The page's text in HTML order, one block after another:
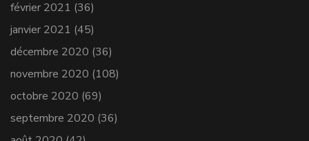
février 2021 (36)
janvier 2021 (45)
décembre 2020 (36)
novembre 2020 (108)
octobre 2020 (69)
septembre 2020 (36)